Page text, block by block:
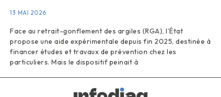
13 MAI 2026
Face au retrait-gonflement des argiles (RGA), l’État
propose une aide expérimentale depuis fin 2025, destinée à
financer études et travaux de prévention chez les
particuliers. Mais le dispositif peinait à